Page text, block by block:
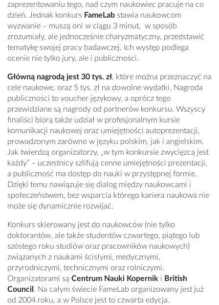
zaprezentowaniu tego, nad czym naukowiec pracuje na co
dzień. Jednak konkurs FameLab stawia naukowcom
wyzwanie – muszą oni w ciągu 3 minut, w sposób
zrozumiały, ale jednocześnie charyzmatyczny, przedstawić
tematykę swojej pracy badawczej. Ich występ podlega
ocenie nie tylko jury, ale i publiczności.
Główną nagrodą jest 30 tys. zł, które można przeznaczyć na
cele naukowe, oraz 5 tys. zł na dowolne wydatki. Nagroda
publiczności to voucher językowy, a oprócz tego
przewidziane są nagrody od partnerów konkursu. Wszyscy
finaliści biorą także udział w profesjonalnym kursie
komunikacji naukowej oraz umiejętności autoprezentacji,
prowadzonym zarówno w języku polskim, jak i angielskim.
Jak twierdzą organizatorzy, „w tym konkursie zwycięzcą jest
każdy” – uczestnicy szlifują cenne umiejętności prezentacji,
a publiczność ma dostęp do nauki w przystępnej formie.
Dzięki temu nawiązuje się dialog między naukowcami i
społeczeństwem, bez wsparcia którego kariera naukowa nie
może się dynamicznie rozwijać.
Konkurs skierowany jest do naukowców (nie tylko
doktorantów, ale także studentów czwartego, piątego lub
szóstego roku studiów oraz pracowników naukowych)
związanych z naukami ścisłymi, medycznymi,
przyrodniczymi, technicznymi oraz rolniczymi.
Organizatorami są Centrum Nauki Kopernik i British
Council . Na całym świecie FameLab organizowany jest już
od 2004 roku, a w Polsce jest to czwarta edycja.